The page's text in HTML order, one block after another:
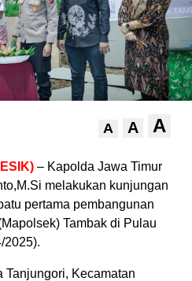
A A A
– Kapolda Jawa Timur
melakukan kunjungan
pertama pembangunan
Tambak di Pulau
2025).
Kecamatan